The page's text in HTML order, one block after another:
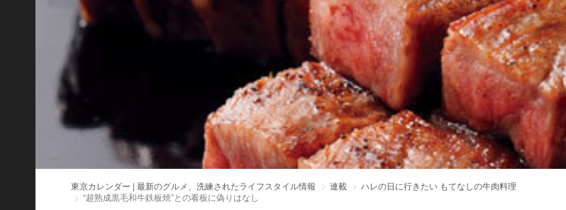
東京カレンダー | 最新のグルメ、洗練されたライフスタイル情報 連載
ハレの日に行きたい もてなしの牛肉料理
“超熟成黒毛和牛鉄板焼”との看板に偽りはなし